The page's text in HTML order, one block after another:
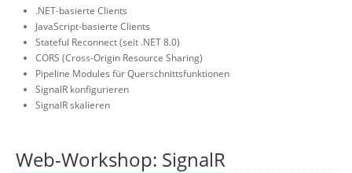
.NET-basierte Clients
JavaScript-basierte Clients
Stateful Reconnect (seit .NET 8.0)
CORS (Cross-Origin Resource Sharing)
Pipeline Modules für Querschnittsfunktionen
SignalR konfigurieren
SignalR skalieren
Web-Workshop: SignalR